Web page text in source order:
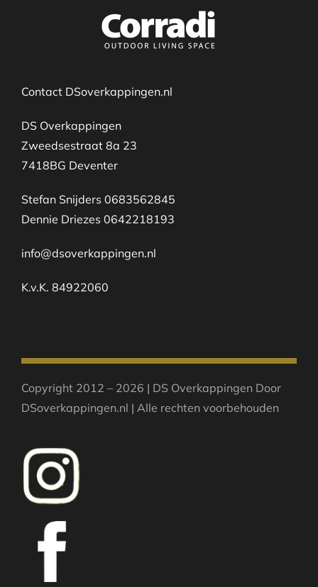
Contact DSoverkappingen.nl
DS Overkappingen
Zweedsestraat 8a 23
7418BG Deventer
Stefan Snijders 0683562845
Dennie Driezes 0642218193
info@dsoverkappingen.nl
K.v.K. 84922060
Copyright 2012 – 2026 | DS Overkappingen Door
DSoverkappingen.nl | Alle rechten voorbehouden